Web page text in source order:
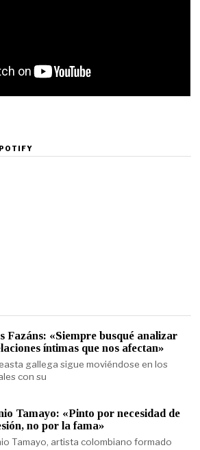
Fazáns: «Siempre busqué analizar
íntimas que nos afectan»
gallega sigue moviéndose en los
con su
Tamayo: «Pinto por necesidad de
no por la fama»
Tamayo, artista colombiano formado